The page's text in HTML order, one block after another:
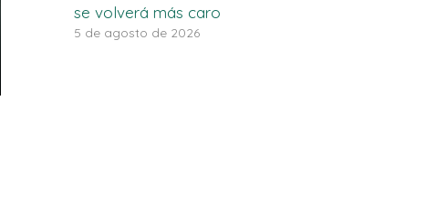
se volverá más caro
5 de agosto de 2026